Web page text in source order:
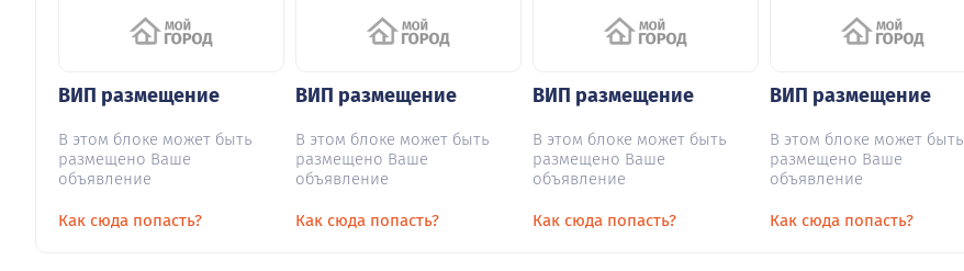
ВИП размещение
В этом блоке может быть
размещено Ваше
объявление
Как сюда попасть?
ВИП размещение
В этом блоке может быть
размещено Ваше
объявление
Как сюда попасть?
ВИП размещение
В этом блоке может быть
размещено Ваше
объявление
Как сюда попасть?
ВИП размещение
В этом блоке может быть
размещено Ваше
объявление
Как сюда попасть?